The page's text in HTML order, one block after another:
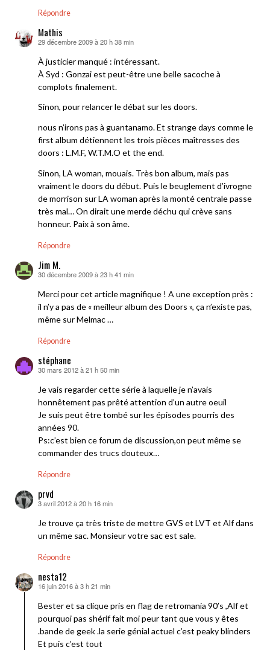
Répondre
Mathis
dit :
29 décembre 2009 à 20 h 38 min
À justicier manqué : intéressant.
À Syd : Gonzai est peut-être une belle sacoche à
complots finalement.
Sinon, pour relancer le débat sur les doors.
nous n’irons pas à guantanamo. Et strange days comme le
first album détiennent les trois pièces maîtresses des
doors : L.M.F, W.T.M.O et the end.
Sinon, LA woman, mouais. Très bon album, mais pas
vraiment le doors du début. Puis le beuglement d’ivrogne
de morrison sur LA woman après la monté centrale passe
très mal… On dirait une merde déchu qui crève sans
honneur. Paix à son âme.
Répondre
Jim M.
dit :
30 décembre 2009 à 23 h 41 min
Merci pour cet article magnifique ! A une exception près :
il n’y a pas de « meilleur album des Doors », ça n’existe pas,
même sur Melmac …
Répondre
stéphane
dit :
30 mars 2012 à 21 h 50 min
Je vais regarder cette série à laquelle je n’avais
honnêtement pas prêté attention d’un autre oeuil
Je suis peut être tombé sur les épisodes pourris des
années 90.
Ps:c’est bien ce forum de discussion,on peut même se
commander des trucs douteux…
Répondre
prvd
dit :
3 avril 2012 à 20 h 16 min
Je trouve ça très triste de mettre GVS et LVT et Alf dans
un même sac. Monsieur votre sac est sale.
Répondre
nesta12
dit :
16 juin 2016 à 3 h 21 min
Bester et sa clique pris en flag de retromania 90’s ,Alf et
pourquoi pas shérif fait moi peur tant que vous y êtes
.bande de geek .la serie génial actuel c’est peaky blinders
Et puis c’est tout